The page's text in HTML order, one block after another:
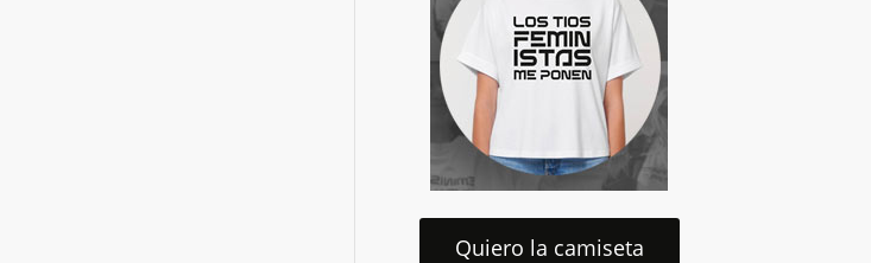
Quiero la camiseta